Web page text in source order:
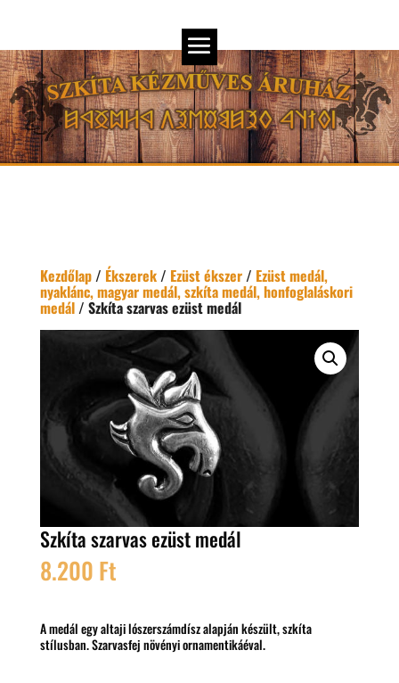
Kezdőlap/ Ékszerek/ Ezüst ékszer/ Ezüst medál,
nyaklánc, magyar medál, szkíta medál, honfoglaláskori
medál/ Szkíta szarvas ezüst medál
Szkíta szarvas ezüst medál
8.200 Ft
A medál egy altaji lószerszámdísz alapján készült, szkíta
stílusban. Szarvasfej növényi ornamentikáéval.